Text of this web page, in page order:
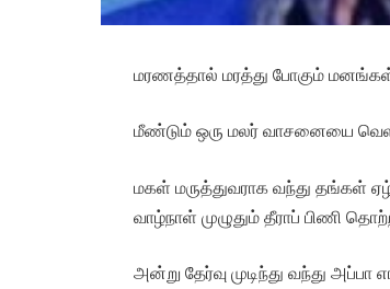
மரணத்தால் மரத்து போகும்
மீண்டும் ஒரு மலர் வாசனையை
மகள் மருத்துவராக வந்து தங்கள்
வாழ்நாள் முழுதும் தீராப் பிணி
அன்று தேர்வு முடிந்து வந்து